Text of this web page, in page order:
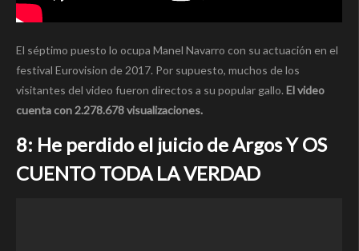
El séptimo puesto lo ocupa Manel Navarro con su actuación en el
festival Eurovision de 2017. Por supuesto, muchos de los
visitantes del video fueron directos a su popular gallo. El video
cuenta con 2.278.678 visualizaciones.
8: He perdido el juicio de Argos Y OS
CUENTO TODA LA VERDAD